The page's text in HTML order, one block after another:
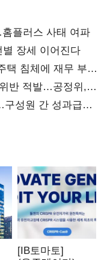
플러스 사태 여파
장세 이어진다
택 침체에 재무 부담
반 적발…공정위,
성원 간 성과급
[IB토마토]